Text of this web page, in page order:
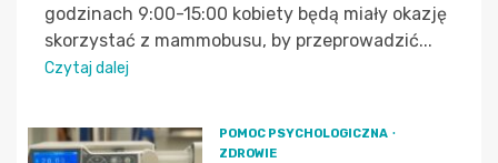
godzinach 9:00-15:00 kobiety będą miały okazję
skorzystać z mammobusu, by przeprowadzić...
Czytaj dalej
POMOC PSYCHOLOGICZNA
ZDROWIE